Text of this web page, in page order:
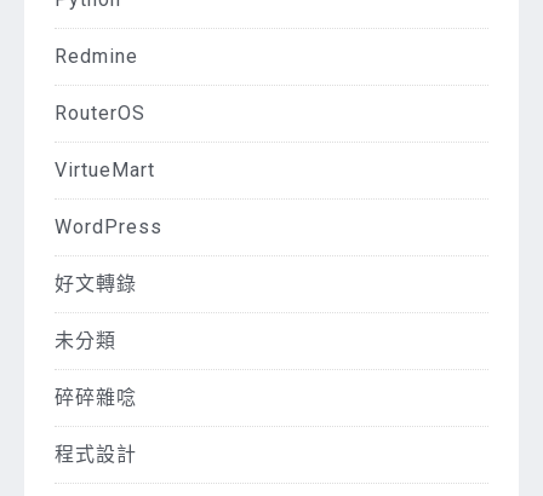
Redmine
RouterOS
VirtueMart
WordPress
好文轉錄
未分類
碎碎雜唸
程式設計